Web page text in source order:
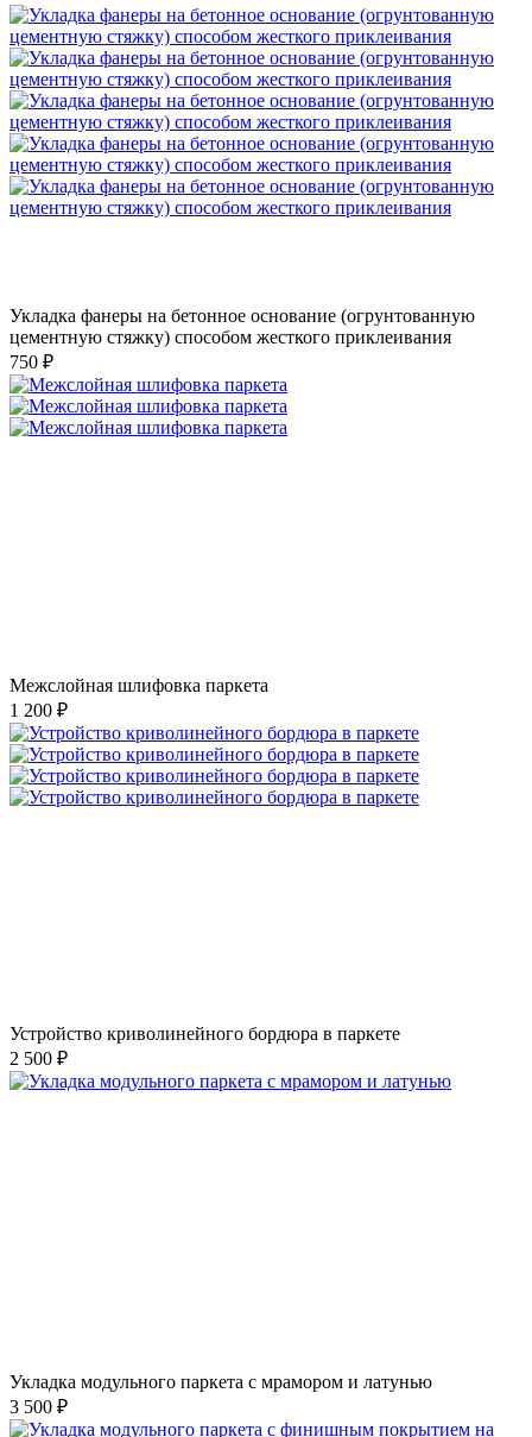
Укладка фанеры на бетонное основание (огрунтованную
цементную стяжку) способом жесткого приклеивания
750 ₽
Межслойная шлифовка паркета
1 200 ₽
Устройство криволинейного бордюра в паркете
2 500 ₽
Укладка модульного паркета с мрамором и латунью
3 500 ₽